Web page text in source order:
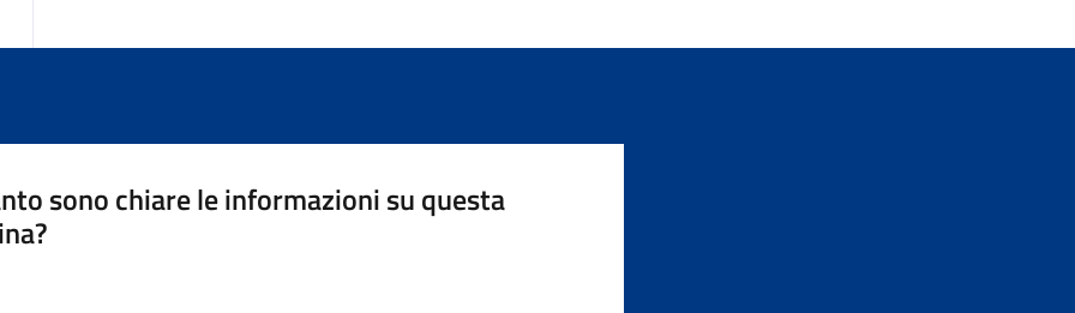
sono chiare le informazioni su questa